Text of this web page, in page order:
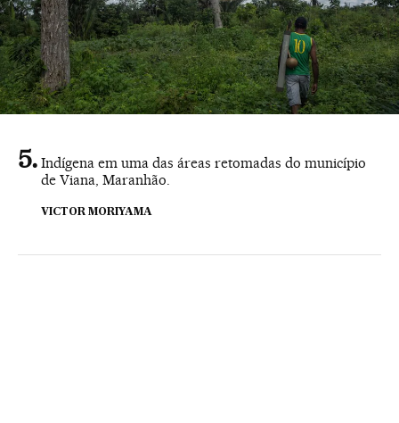
Indígena em uma das áreas retomadas do município
de Viana, Maranhão.
VICTOR MORIYAMA